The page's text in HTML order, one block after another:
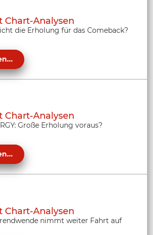
Chart-Analysen
die Erholung für das Comeback?
Chart-Analysen
Große Erholung voraus?
Chart-Analysen
nimmt weiter Fahrt auf